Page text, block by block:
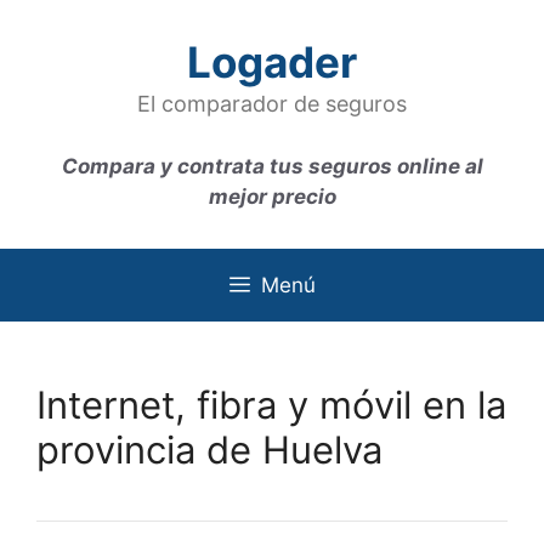
Logader
El comparador de seguros
Compara y contrata tus seguros online al
mejor precio
Menú
Internet, fibra y móvil en la
provincia de Huelva